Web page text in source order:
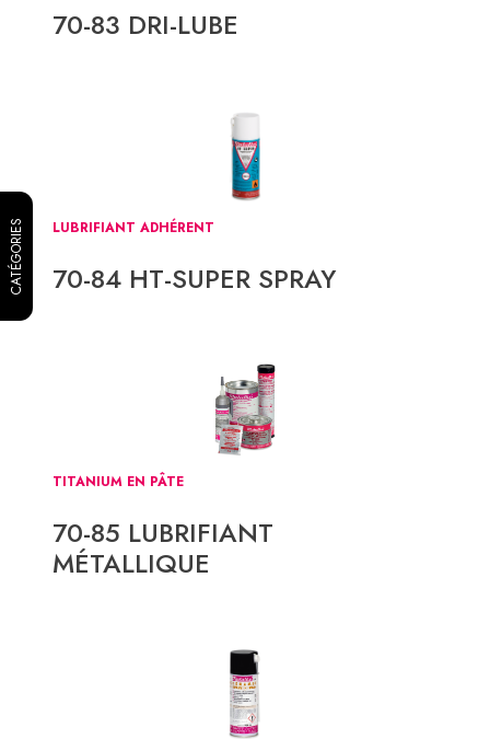
CATÉGORIES
70-83 DRI-LUBE
LUBRIFIANT ADHÉRENT
70-84 HT-SUPER SPRAY
TITANIUM EN PÂTE
70-85 LUBRIFIANT
MÉTALLIQUE